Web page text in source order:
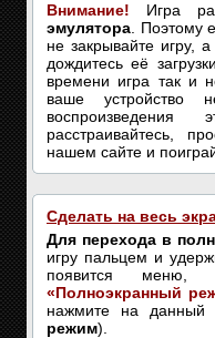
Внимание! Игра
эмулятора . Поэтому
не закрывайте игру,
дождитесь её
времени игра так и
ваше устройство
расстраивайтесь,
нашем сайте и
Сделать на весь
Для перехода в
игру пальцем и
появится меню,
«Полноэкранный
нажмите на
режим).